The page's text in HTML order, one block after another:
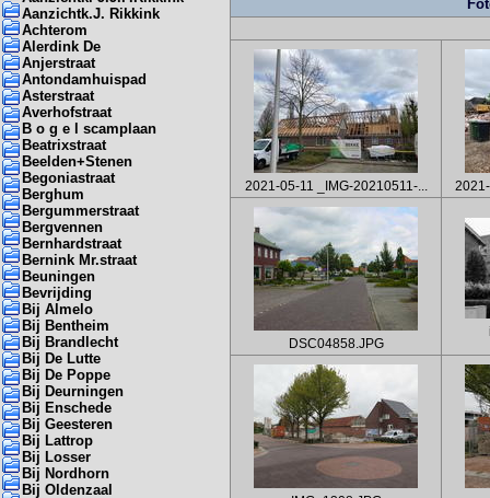
Aanzichtk.J. Rikkink
Achterom
Alerdink De
Anjerstraat
Antondamhuispad
Asterstraat
Averhofstraat
B o g e l scamplaan
Beatrixstraat
Beelden+Stenen
Begoniastraat
Berghum
Bergummerstraat
Bergvennen
Bernhardstraat
Bernink Mr.straat
Beuningen
Bevrijding
Bij Almelo
Bij Bentheim
Bij Brandlecht
Bij De Lutte
Bij De Poppe
Bij Deurningen
Bij Enschede
Bij Geesteren
Bij Lattrop
Bij Losser
Bij Nordhorn
Bij Oldenzaal
2021-05-11 _IMG-20210511-...
DSC04858.JPG